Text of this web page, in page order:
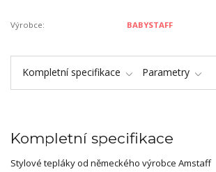
Výrobce: BABYSTAFF
Kompletní specifikace Parametry
Kompletní specifikace
Stylové tepláky od německého výrobce Amstaff